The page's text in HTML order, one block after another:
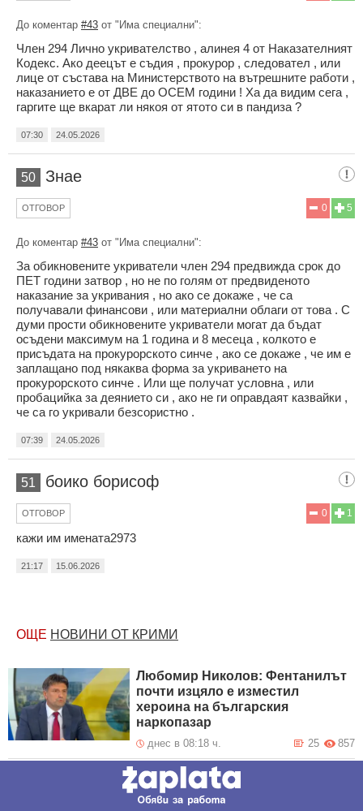
До коментар #43 от "Има специални":
Член 294 Лично укривателство , алинея 4 от Наказателният
Кодекс. Ако деецът е съдия , прокурор , следовател , или
лице от състава на Министерството на вътрешните работи ,
наказанието е от ДВЕ до ОСЕМ години ! Ха да видим сега ,
гаргите ще вкарат ли някоя от ятото си в пандиза ?
07:30 24.05.2026
50 Знае
5
0
ОТГОВОР
До коментар #43 от "Има специални":
За обикновените укриватели член 294 предвижда срок до
ПЕТ години затвор , но не по голям от предвиденото
наказание за укривания , но ако се докаже , че са
получавали финансови , или материални облаги от това . С
думи прости обикновените укриватели могат да бъдат
осъдени максимум на 1 година и 8 месеца , колкото е
присъдата на прокурорското синче , ако се докаже , че им е
заплащано под някаква форма за укриването на
прокурорското синче . Или ще получат условна , или
пробацийка за деянието си , ако не ги оправдаят казвайки ,
че са го укривали безсористно .
07:39 24.05.2026
51 боико борисоф
1
0
ОТГОВОР
кажи им имената2973
21:17 15.06.2026
ОЩЕ НОВИНИ ОТ КРИМИ
Любомир Николов: Фентанилът
почти изцяло е изместил
хероина на българския
наркопазар
днес в 08:18 ч. 857
25
Испанци паднаха в дере след
гонка с "Гранична полиция" в